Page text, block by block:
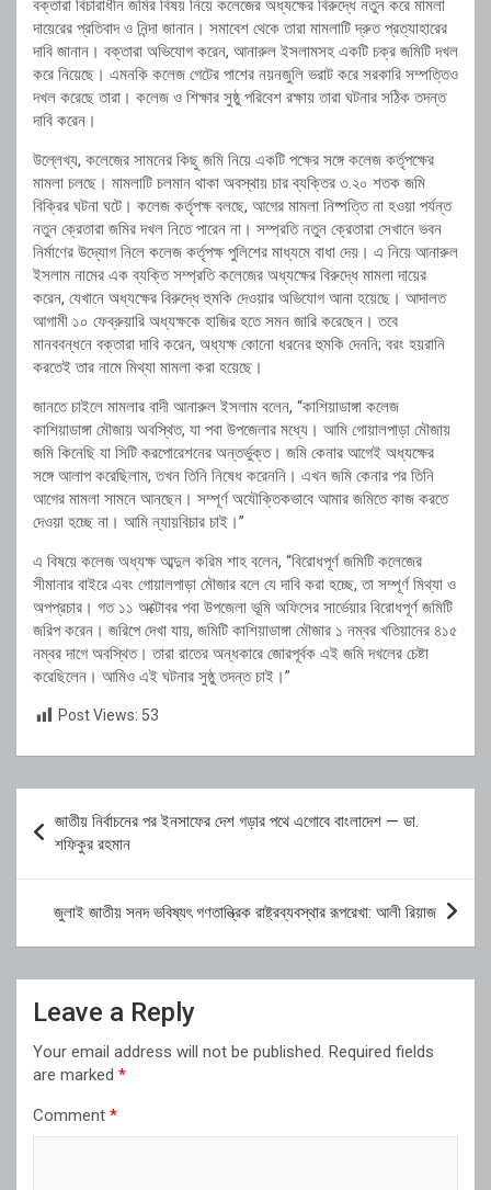
বক্তারা বিচারাধীন জমির বিষয় নিয়ে কলেজের অধ্যক্ষের বিরুদ্ধে নতুন করে মামলা
দায়েরের প্রতিবাদ ও নিন্দা জানান। সমাবেশ থেকে তারা মামলাটি দ্রুত প্রত্যাহারের
দাবি জানান। বক্তারা অভিযোগ করেন, আনারুল ইসলামসহ একটি চক্র জমিটি দখল
করে নিয়েছে। এমনকি কলেজ গেটের পাশের নয়নজুলি ভরাট করে সরকারি সম্পত্তিও
দখল করেছে তারা। কলেজ ও শিক্ষার সুষ্ঠু পরিবেশ রক্ষায় তারা ঘটনার সঠিক তদন্ত
দাবি করেন।
উল্লেখ্য, কলেজের সামনের কিছু জমি নিয়ে একটি পক্ষের সঙ্গে কলেজ কর্তৃপক্ষের
মামলা চলছে। মামলাটি চলমান থাকা অবস্থায় চার ব্যক্তির ৩.২০ শতক জমি
বিক্রির ঘটনা ঘটে। কলেজ কর্তৃপক্ষ বলছে, আগের মামলা নিষ্পত্তি না হওয়া পর্যন্ত
নতুন ক্রেতারা জমির দখল নিতে পারেন না। সম্প্রতি নতুন ক্রেতারা সেখানে ভবন
নির্মাণের উদ্যোগ নিলে কলেজ কর্তৃপক্ষ পুলিশের মাধ্যমে বাধা দেয়। এ নিয়ে আনারুল
ইসলাম নামের এক ব্যক্তি সম্প্রতি কলেজের অধ্যক্ষের বিরুদ্ধে মামলা দায়ের
করেন, যেখানে অধ্যক্ষের বিরুদ্ধে হুমকি দেওয়ার অভিযোগ আনা হয়েছে। আদালত
আগামী ১০ ফেব্রুয়ারি অধ্যক্ষকে হাজির হতে সমন জারি করেছেন। তবে
মানববন্ধনে বক্তারা দাবি করেন, অধ্যক্ষ কোনো ধরনের হুমকি দেননি; বরং হয়রানি
করতেই তার নামে মিথ্যা মামলা করা হয়েছে।
জানতে চাইলে মামলার বাদী আনারুল ইসলাম বলেন, “কাশিয়াডাঙ্গা কলেজ
কাশিয়াডাঙ্গা মৌজায় অবস্থিত, যা পবা উপজেলার মধ্যে। আমি গোয়ালপাড়া মৌজায়
জমি কিনেছি যা সিটি করপোরেশনের অন্তর্ভুক্ত। জমি কেনার আগেই অধ্যক্ষের
সঙ্গে আলাপ করেছিলাম, তখন তিনি নিষেধ করেননি। এখন জমি কেনার পর তিনি
আগের মামলা সামনে আনছেন। সম্পূর্ণ অযৌক্তিকভাবে আমার জমিতে কাজ করতে
দেওয়া হচ্ছে না। আমি ন্যায়বিচার চাই।”
এ বিষয়ে কলেজ অধ্যক্ষ আব্দুল করিম শাহ বলেন, “বিরোধপূর্ণ জমিটি কলেজের
সীমানার বাইরে এবং গোয়ালপাড়া মৌজার বলে যে দাবি করা হচ্ছে, তা সম্পূর্ণ মিথ্যা ও
অপপ্রচার। গত ১১ অক্টোবর পবা উপজেলা ভূমি অফিসের সার্ভেয়ার বিরোধপূর্ণ জমিটি
জরিপ করেন। জরিপে দেখা যায়, জমিটি কাশিয়াডাঙ্গা মৌজার ১ নম্বর খতিয়ানের ৪১৫
নম্বর দাগে অবস্থিত। তারা রাতের অন্ধকারে জোরপূর্বক এই জমি দখলের চেষ্টা
করেছিলেন। আমিও এই ঘটনার সুষ্ঠু তদন্ত চাই।”
Post Views: 53
navigation
জাতীয় নির্বাচনের পর ইনসাফের দেশ গড়ার পথে এগোবে বাংলাদেশ — ডা.
শফিকুর রহমান
জুলাই জাতীয় সনদ ভবিষ্যৎ গণতান্ত্রিক রাষ্ট্রব্যবস্থার রূপরেখা: আলী রিয়াজ
Leave a Reply
Your email address will not be published. Required fields
are marked *
Comment *